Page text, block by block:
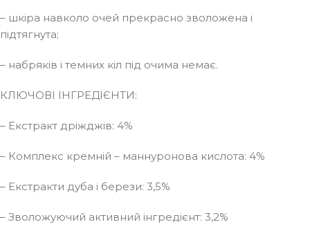
– шкіра навколо очей прекрасно зволожена і
підтягнута;
– набряків і темних кіл під очима немає.
КЛЮЧОВІ ІНГРЕДІЄНТИ:
– Екстракт дріжджів: 4%
– Комплекс кремній – маннуронова кислота: 4%
– Екстракти дуба і берези: 3,5%
– Зволожуючий активний інгредієнт: 3,2%